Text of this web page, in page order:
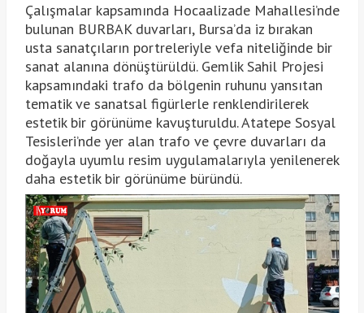
Çalışmalar kapsamında Hocaalizade Mahallesi’nde
bulunan BURBAK duvarları, Bursa’da iz bırakan
usta sanatçıların portreleriyle vefa niteliğinde bir
sanat alanına dönüştürüldü. Gemlik Sahil Projesi
kapsamındaki trafo da bölgenin ruhunu yansıtan
tematik ve sanatsal figürlerle renklendirilerek
estetik bir görünüme kavuşturuldu. Atatepe Sosyal
Tesisleri’nde yer alan trafo ve çevre duvarları da
doğayla uyumlu resim uygulamalarıyla yenilenerek
daha estetik bir görünüme büründü.